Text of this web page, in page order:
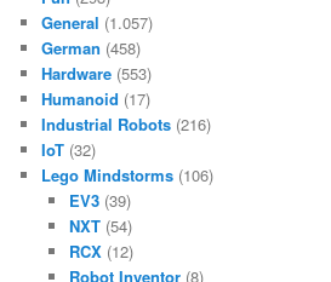
General (1.057)
German (458)
Hardware (553)
Humanoid (17)
Industrial Robots (216)
IoT (32)
Lego Mindstorms (106)
EV3(39)
NXT(54)
RCX(12)
Robot Inventor(8)